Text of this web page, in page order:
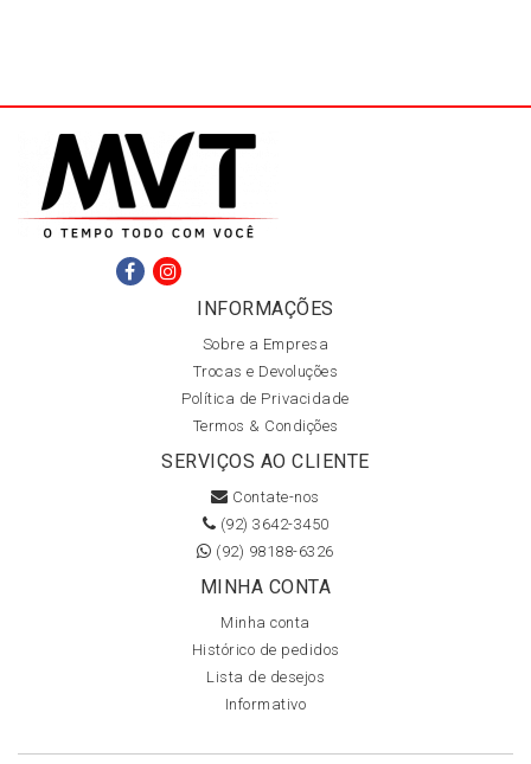
INFORMAÇÕES
Sobre a Empresa
Trocas e Devoluções
Política de Privacidade
Termos & Condições
SERVIÇOS AO CLIENTE
Contate-nos
(92) 3642-3450
(92) 98188-6326
MINHA CONTA
Minha conta
Histórico de pedidos
Lista de desejos
Informativo